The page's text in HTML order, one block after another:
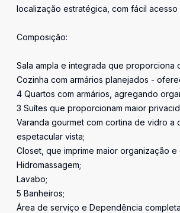
localização estratégica, com fácil
Composição:
Sala ampla e integrada que proporciona
Cozinha com armários planejados -
4 Quartos com armários, agregando
3 Suítes que proporcionam maior
Varanda gourmet com cortina de vidro
espetacular vista;
Closet, que imprime maior organização e
Hidromassagem;
Lavabo;
5 Banheiros;
Área de serviço e Dependência